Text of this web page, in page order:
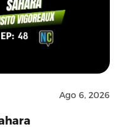
Ago 6, 2026